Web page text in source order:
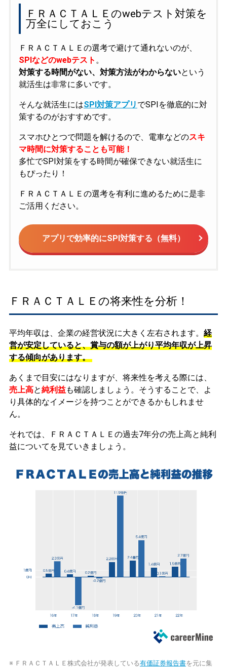
ＦＲＡＣＴＡＬＥのwebテスト対策を
万全にしておこう
ＦＲＡＣＴＡＬＥの選考で避けて通れないのが、
SPIなどのwebテスト 。
対策する時間がない、対策方法がわからないという
就活生は非常に多いです。
そんな就活生にはSPI対策アプリ でSPIを徹底的に対
策するのがおすすめです。
スマホひとつで問題を解けるので、電車などのスキ
マ時間に対策することも可能！
多忙でSPI対策をする時間が確保できない就活生に
もぴったり！
ＦＲＡＣＴＡＬＥの選考を有利に進めるために是非
ご活用ください。
アプリで効率的にSPI対策する（無料）
ＦＲＡＣＴＡＬＥの将来性を分析！
平均年収は、企業の経営状況に大きく左右されます。 経
営が安定していると、賞与の額が上がり平均年収が上昇
する傾向があります。
あくまで目安にはなりますが、将来性を考える際には、
売上高と純利益も確認しましょう。そうすることで、よ
り具体的なイメージを持つことができるかもしれませ
ん。
それでは、ＦＲＡＣＴＡＬＥの過去7年分の売上高と純利
益についてを見ていきましょう。
※ ＦＲＡＣＴＡＬＥ株式会社が発表している有価証券報告書を元に集